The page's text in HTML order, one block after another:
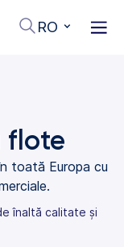
RO
flote
toată Europa cu
înaltă calitate și